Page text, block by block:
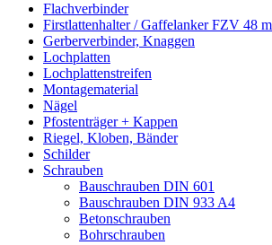
Flachverbinder
Firstlattenhalter / Gaffelanker FZV 48
Gerberverbinder, Knaggen
Lochplatten
Lochplattenstreifen
Montagematerial
Nägel
Pfostenträger + Kappen
Riegel, Kloben, Bänder
Schilder
Schrauben
Bauschrauben DIN 601
Bauschrauben DIN 933 A4
Betonschrauben
Bohrschrauben